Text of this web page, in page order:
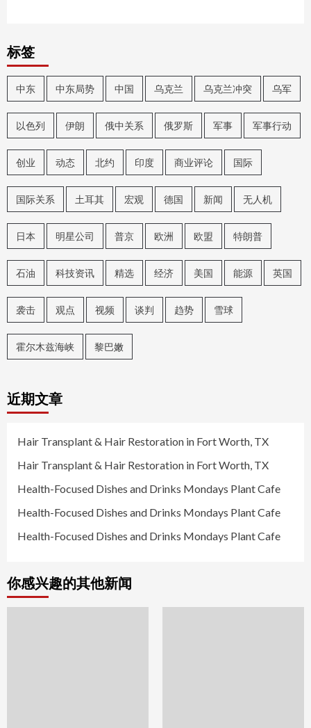
标签
中东 中东局势 中国 乌克兰 乌克兰冲突 乌军
以色列 伊朗 俄中关系 俄罗斯 军事 军事行动
创业 动态 北约 印度 商业评论 国际
国际关系 土耳其 宏观 德国 新闻 无人机
日本 明星公司 普京 欧洲 欧盟 特朗普
石油 科技资讯 精选 经济 美国 能源 英国
袭击 观点 视频 谈判 趋势 雪球
霍尔木兹海峡 黎巴嫩
近期文章
Hair Transplant & Hair Restoration in Fort Worth, TX
Hair Transplant & Hair Restoration in Fort Worth, TX
Health-Focused Dishes and Drinks Mondays Plant Cafe
Health-Focused Dishes and Drinks Mondays Plant Cafe
Health-Focused Dishes and Drinks Mondays Plant Cafe
你感兴趣的其他新闻